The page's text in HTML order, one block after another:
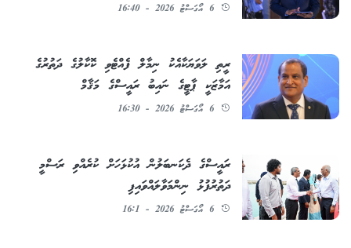
6 އޯގަސްޓު 2026 - 16:40
ރީތި ލަވަޔަކާއެކު ނިމާލް ފެއްޓެވި ކޮކާލުގެ ދަތުރުގެ
އަމާޒަކީ ޕާޓީގެ ނައިބު ރައީސްގެ މަޤާމް
6 އޯގަސްޓު 2026 - 16:30
ރައީސްގެ ދެކަނބަލުން އުކުޅަހަށް ކުރެއްވި ރަސްމީ
ދަތުރުފުޅު ނިންމަވާލައްވައިފި
6 އޯގަސްޓު 2026 - 16:1